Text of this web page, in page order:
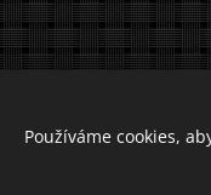
Vytvořeno
Používáme cookies,